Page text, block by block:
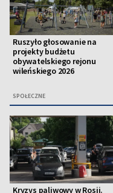
Ruszyło głosowanie na
projekty budżetu
obywatelskiego rejonu
wileńskiego 2026
SPOŁECZNE
Kryzys paliwowy w Rosji.